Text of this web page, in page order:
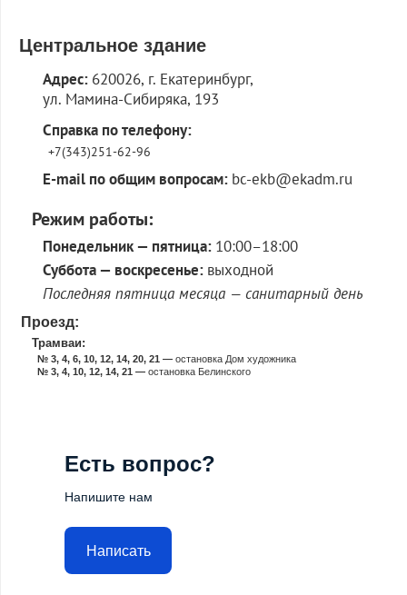
Центральное здание
Адрес: 620026, г. Екатеринбург,
ул. Мамина-Сибиряка, 193
Справка по телефону:
+7(343)251-62-96
E-mail по общим вопросам: bc-ekb@ekadm.ru
Режим работы:
Понедельник — пятница: 10:00–18:00
Суббота — воскресенье: выходной
Последняя пятница месяца — санитарный день
Проезд:
Трамваи:
№ 3, 4, 6, 10, 12, 14, 20, 21 — остановка Дом художника
№ 3, 4, 10, 12, 14, 21 — остановка Белинского
Есть вопрос?
Напишите нам
Написать